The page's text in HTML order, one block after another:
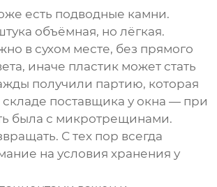
есть подводные камни.
объёмная, но лёгкая.
в сухом месте, без прямого
иначе пластик может стать
получили партию, которая
поставщика у окна — при
была с микротрещинами.
С тех пор всегда
на условия хранения у